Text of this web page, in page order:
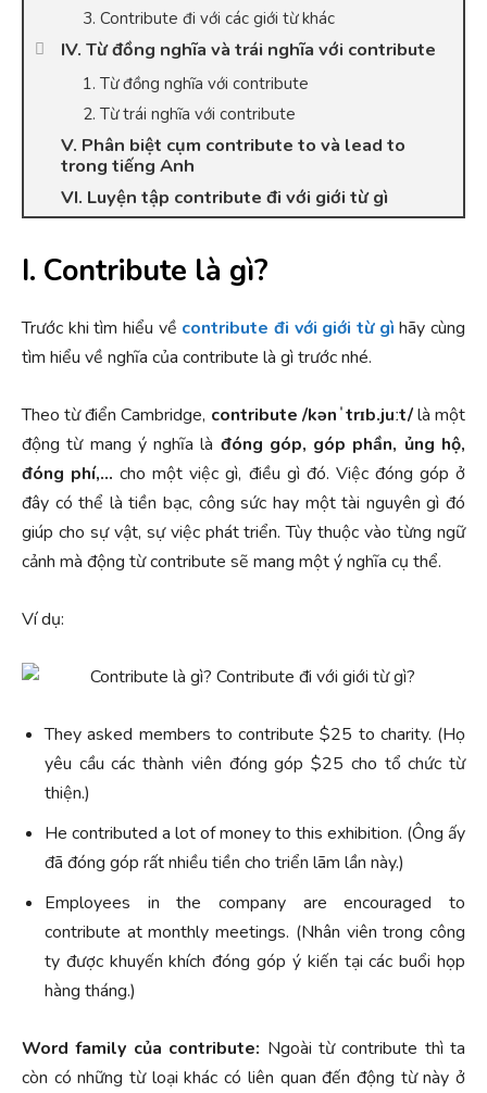
3. Contribute đi với các giới từ khác
IV. Từ đồng nghĩa và trái nghĩa với contribute
1. Từ đồng nghĩa với contribute
2. Từ trái nghĩa với contribute
V. Phân biệt cụm contribute to và lead to
trong tiếng Anh
VI. Luyện tập contribute đi với giới từ gì
I. Contribute là gì?
Trước khi tìm hiểu về contribute đi với giới từ gì hãy cùng
tìm hiểu về nghĩa của contribute là gì trước nhé.
Theo từ điển Cambridge, contribute /kənˈtrɪb.juːt/là một
động từ mang ý nghĩa là đóng góp, góp phần, ủng hộ,
đóng phí,… cho một việc gì, điều gì đó. Việc đóng góp ở
đây có thể là tiền bạc, công sức hay một tài nguyên gì đó
giúp cho sự vật, sự việc phát triển. Tùy thuộc vào từng ngữ
cảnh mà động từ contribute sẽ mang một ý nghĩa cụ thể.
Ví dụ:
They asked members to contribute $25 to charity. (Họ
yêu cầu các thành viên đóng góp $25 cho tổ chức từ
thiện.)
He contributed a lot of money to this exhibition. (Ông ấy
đã đóng góp rất nhiều tiền cho triển lãm lần này.)
Employees in the company are encouraged to
contribute at monthly meetings. (Nhân viên trong công
ty được khuyến khích đóng góp ý kiến tại các buổi họp
hàng tháng.)
Word family của contribute: Ngoài từ contribute thì ta
còn có những từ loại khác có liên quan đến động từ này ở